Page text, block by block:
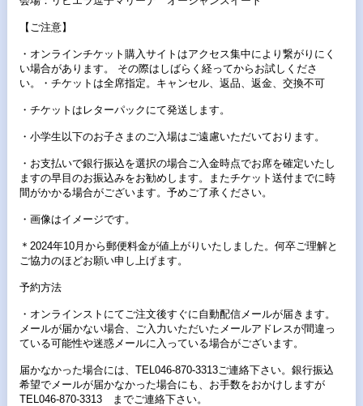
【ご注意】
・オンラインチケット購入サイトはアクセス集中により繋がりにく
い場合があります。 その際はしばらく経ってからお試しくださ
い。・チケットは全席指定。キャンセル、返品、返金、交換不可
・チケットはレターパックにて発送します。
・小学生以下のお子さまのご入場はご遠慮いただいております。
・お支払いで銀行振込を選択の場合ご入金時点でお席を確定いたし
ますの早目のお振込みをお勧めします。またチケット送付までに時
間がかかる場合がございます。予めご了承ください。
・画像はイメージです。
＊2024年10月から郵便料金が値上がりいたしました。何卒ご理解と
ご協力のほどお願い申し上げます。
予約方法
・オンラインストにてご注文後すぐに自動配信メールが届きます。
メールが届かない場合、ご入力いただいたメールアドレスが間違っ
ている可能性や迷惑メールに入っている場合がございます。
届かなかった場合には、TEL046-870-3313ご連絡下さい。銀行振込
希望でメールが届かなかった場合にも、お手数をおかけしますが
TEL046-870-3313 までご連絡下さい。